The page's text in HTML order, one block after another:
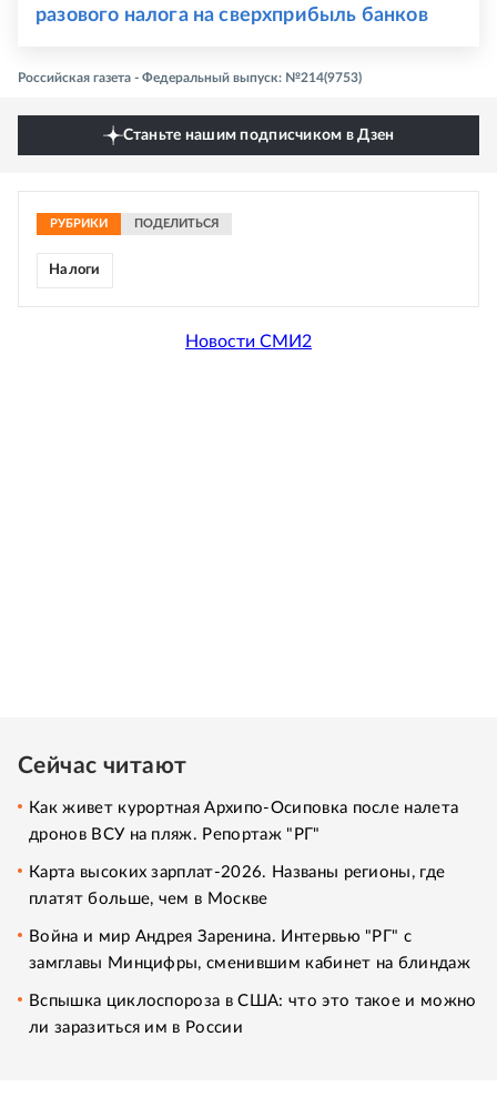
разового налога на сверхприбыль банков
Российская газета - Федеральный выпуск: №214(9753)
Станьте нашим подписчиком в Дзен
РУБРИКИ ПОДЕЛИТЬСЯ
Налоги
Новости СМИ2
Сейчас читают
Как живет курортная Архипо-Осиповка после налета
дронов ВСУ на пляж. Репортаж "РГ"
Карта высоких зарплат-2026. Названы регионы, где
платят больше, чем в Москве
Война и мир Андрея Заренина. Интервью "РГ" с
замглавы Минцифры, сменившим кабинет на блиндаж
Вспышка циклоспороза в США: что это такое и можно
ли заразиться им в России